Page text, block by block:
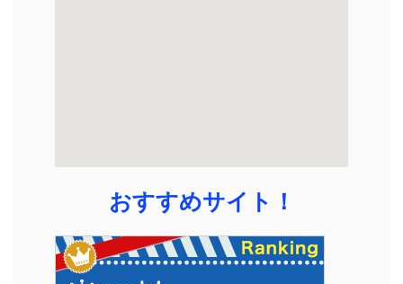
おすすめサイト！